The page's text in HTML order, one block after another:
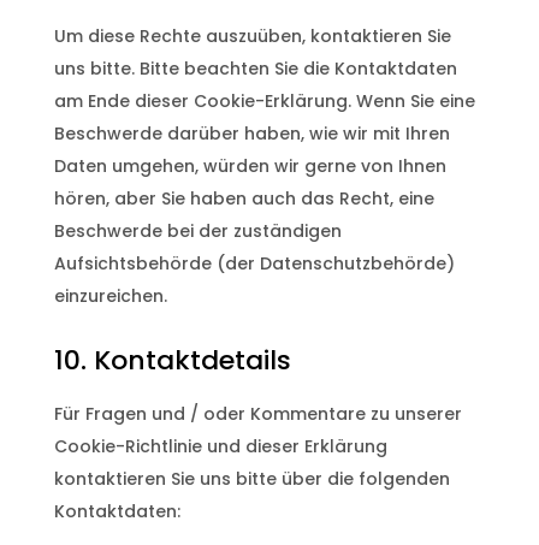
Um diese Rechte auszuüben, kontaktieren Sie
uns bitte. Bitte beachten Sie die Kontaktdaten
am Ende dieser Cookie-Erklärung. Wenn Sie eine
Beschwerde darüber haben, wie wir mit Ihren
Daten umgehen, würden wir gerne von Ihnen
hören, aber Sie haben auch das Recht, eine
Beschwerde bei der zuständigen
Aufsichtsbehörde (der Datenschutzbehörde)
einzureichen.
10. Kontaktdetails
Für Fragen und / oder Kommentare zu unserer
Cookie-Richtlinie und dieser Erklärung
kontaktieren Sie uns bitte über die folgenden
Kontaktdaten: